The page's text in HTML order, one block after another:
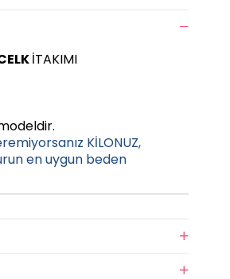
İTAKIMI
KİLONUZ,
en uygun beden